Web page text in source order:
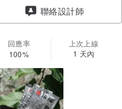
聯絡設計師
回應率
100%
上次上線
1 天內